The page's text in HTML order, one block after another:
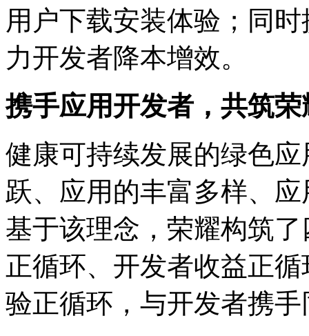
用户下载安装体验；同
力开发者降本增效。
携手应用开发者，共筑
健康可持续发展的绿色
跃、应用的丰富多样、
基于该理念，荣耀构筑
正循环、开发者收益正
验正循环，与开发者携